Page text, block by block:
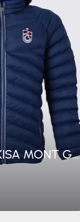
JOMA 23/24 KISA MONT GENÇ